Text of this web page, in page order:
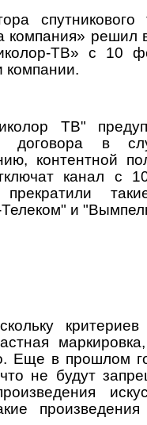
компания» решил
ТВ» с 10
ТВ"
договора в
контентной
канал с
и
Еще в прошлом
не будут